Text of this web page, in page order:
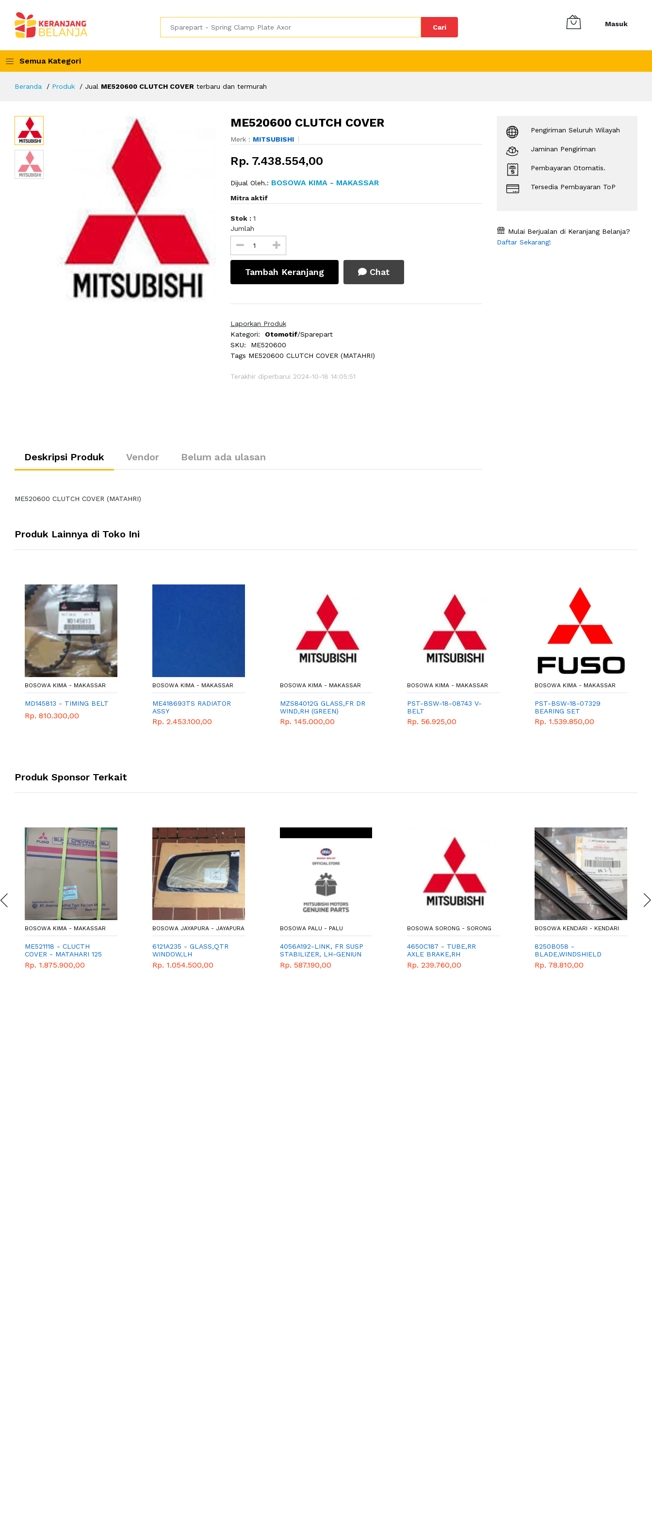
Cari Masuk
Semua Kategori
Beranda Produk Jual ME520600 CLUTCH COVER terbaru dan termurah
ME520600 CLUTCH COVER
Merk : MITSUBISHI
Rp. 7.438.554,00
Dijual Oleh.: BOSOWA KIMA - MAKASSAR
Mitra aktif
Stok : 1
Jumlah
Tambah Keranjang Chat
Laporkan Produk
Kategori:
Otomotif/Sparepart
SKU:
ME520600
Tags ME520600 CLUTCH COVER (MATAHRI)
Terakhir diperbarui 2024-10-18 14:05:51
Deskripsi Produk Vendor Belum ada ulasan
ME520600 CLUTCH COVER (MATAHRI)
Pengiriman Seluruh Wilayah
Jaminan Pengiriman
Pembayaran Otomatis.
Tersedia Pembayaran ToP
Mulai Berjualan di Keranjang Belanja?
Daftar Sekarang!
Produk Lainnya di Toko Ini
BOSOWA KIMA - MAKASSAR
MD145813 - TIMING BELT
Rp. 810.300,00
BOSOWA KIMA - MAKASSAR
ME418693TS RADIATOR
ASSY
Rp. 2.453.100,00
BOSOWA KIMA - MAKASSAR
MZS84012G GLASS,FR DR
WIND,RH (GREEN)
Rp. 145.000,00
BOSOWA KIMA - MAKASSAR
PST-BSW-18-08743 V-
BELT
Rp. 56.925,00
BOSOWA KIMA - MAKASSAR
PST-BSW-18-07329
BEARING SET
Rp. 1.539.850,00
Produk Sponsor Terkait
BOSOWA KIMA - MAKASSAR
ME521118 - CLUCTH
COVER - MATAHARI 125
PS CANTER
Rp. 1.875.900,00
BOSOWA JAYAPURA - JAYAPURA
6121A235 - GLASS,QTR
WINDOW,LH
Rp. 1.054.500,00
BOSOWA PALU - PALU
4056A192-LINK, FR SUSP
STABILIZER, LH-GENIUN
MITSUBISHI
Rp. 587.190,00
BOSOWA SORONG - SORONG
4650C187 - TUBE,RR
AXLE BRAKE,RH
Rp. 239.760,00
BOSOWA KENDARI - KENDARI
8250B058 -
BLADE,WINDSHIELD
WIPER,RH - KARET
WIPER/PENYEKA/PEMBERSIH
Rp. 78.810,00